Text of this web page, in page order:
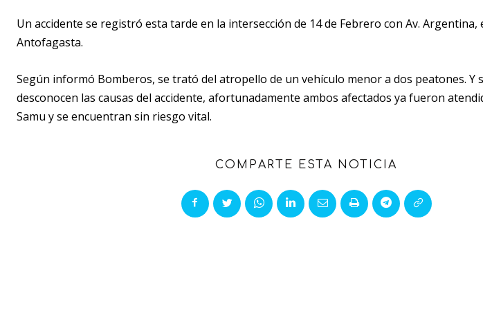
Un accidente se registró esta tarde en la intersección de 14 de Febrero con Av. Argentina,
Antofagasta.
Según informó Bomberos, se trató del atropello de un vehículo menor a dos peatones. Y
desconocen las causas del accidente, afortunadamente ambos afectados ya fueron
Samu y se encuentran sin riesgo vital.
COMPARTE ESTA NOTICIA